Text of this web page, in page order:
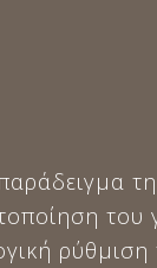
του